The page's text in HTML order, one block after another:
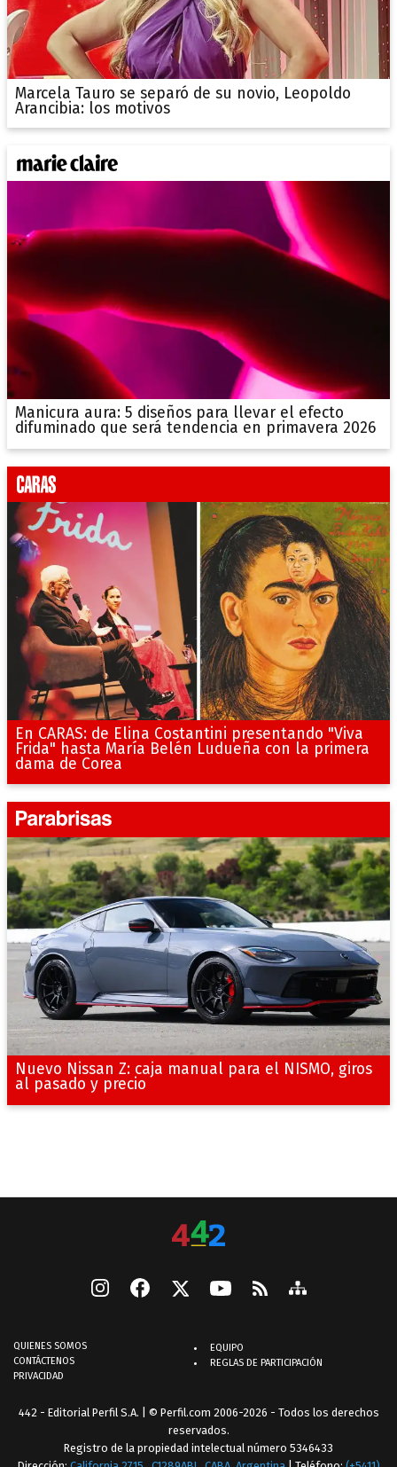
Marcela Tauro se separó de su novio, Leopoldo
Arancibia: los motivos
Manicura aura: 5 diseños para llevar el efecto
difuminado que será tendencia en primavera 2026
En CARAS: de Elina Costantini presentando "Viva
Frida" hasta María Belén Ludueña con la primera
dama de Corea
Nuevo Nissan Z: caja manual para el NISMO, giros
al pasado y precio
QUIENES SOMOS
CONTÁCTENOS
PRIVACIDAD
EQUIPO
REGLAS DE PARTICIPACIÓN
442 - Editorial Perfil S.A. | © Perfil.com 2006-2026 - Todos los derechos
reservados.
Registro de la propiedad intelectual número 5346433